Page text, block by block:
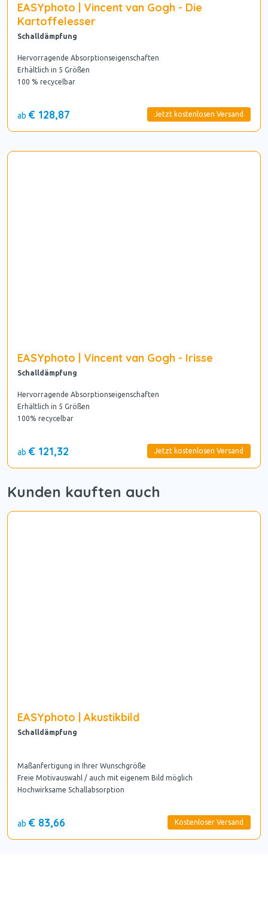
EASYphoto | Vincent van Gogh - Die
Kartoffelesser
Schalldämpfung
Hervorragende Absorptionseigenschaften
Erhältlich in 5 Größen
100 % recycelbar
Jetzt kostenlosen Versand
ab € 128,87
EASYphoto | Vincent van Gogh - Irisse
Schalldämpfung
Hervorragende Absorptionseigenschaften
Erhältlich in 5 Größen
100% recycelbar
Jetzt kostenlosen Versand
ab € 121,32
Kunden kauften auch
EASYphoto | Akustikbild
Schalldämpfung
Maßanfertigung in Ihrer Wunschgröße
Freie Motivauswahl / auch mit eigenem Bild möglich
Hochwirksame Schallabsorption
Kostenloser Versand
ab € 83,66